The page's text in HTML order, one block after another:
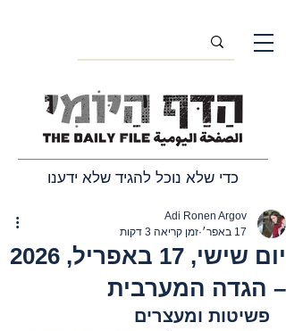
כדי שלא נוכל להגיד שלא ידענו
יום שישי, 17 באפריל, 2026
– הגדה המערבית
Adi Ronen Argov
17 באפר׳
זמן קריאה 3 דקות
פשיטות ומעצרים